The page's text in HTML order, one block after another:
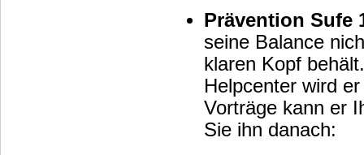
Prävention Sufe
seine Balance
klaren Kopf behält. Durch
Helpcenter wird
Vorträge kann er
Sie ihn danach: